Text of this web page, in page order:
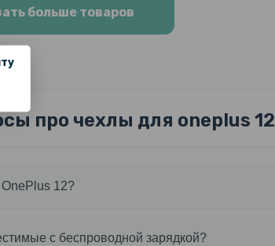
больше товаров
про чехлы для oneplus 12
12?
с беспроводной зарядкой?